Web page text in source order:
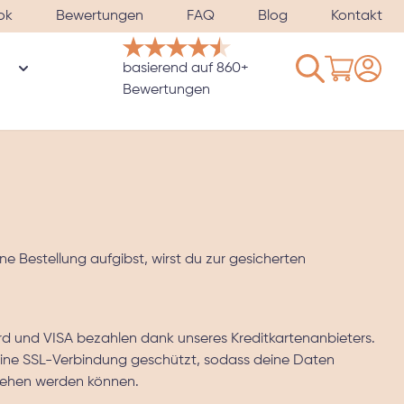
Bewertungen FAQ Blog Kontakt
Bezüge & Satinkissenbezüge anzeigen
Untermenü für Kategorie Gewichtete Schlafmaske
basierend auf 860+
Bewertungen
Warenkorb
Bestellung aufgibst, wirst du zur gesicherten
und VISA bezahlen dank unseres Kreditkartenanbieters.
SSL-Verbindung geschützt, sodass deine Daten
werden können.